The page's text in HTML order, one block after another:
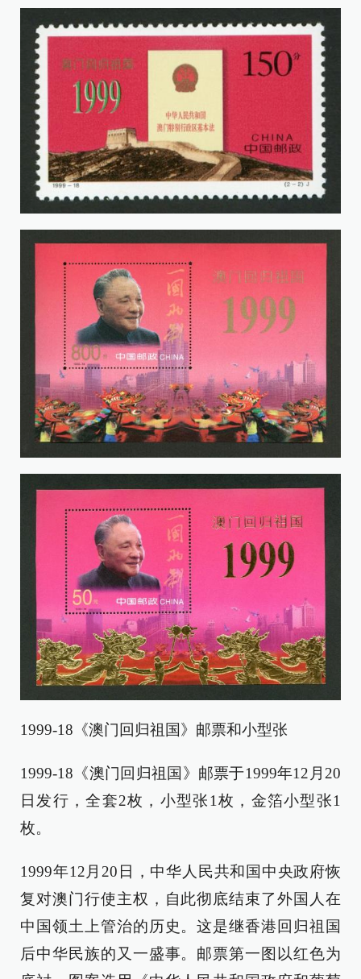
1999-18《澳门回归祖国》邮票和小型张
1999-18《澳门回归祖国》邮票于1999年12月20
日发行，全套2枚，小型张1枚，金箔小型张1
枚。
1999年12月20日，中华人民共和国中央政府恢
复对澳门行使主权，自此彻底结束了外国人在
中国领土上管治的历史。这是继香港回归祖国
后中华民族的又一盛事。邮票第一图以红色为